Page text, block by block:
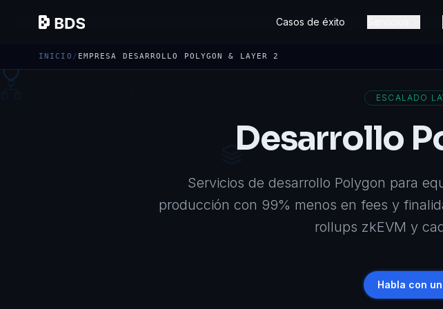
Casos de éxito
INICIO / EMPRESA DESARROLLO POLYGON & LAYER 2
ESCALADO
Desarrollo
Servicios de desarrollo Polygon para
producción con 99% menos en fees y
rollups zkEVM y
Habla con